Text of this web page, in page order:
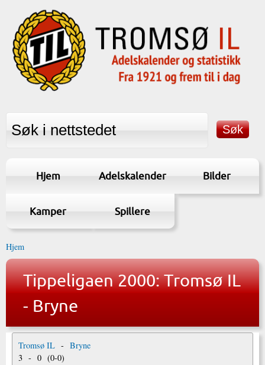
Hjem Adelskalender Bilder
Kamper Spillere
Hjem
Tippeligaen 2000: Tromsø IL
- Bryne
Tromsø IL - Bryne
3 - 0 (0-0)